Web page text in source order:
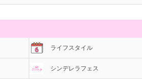
ライフスタイル
シンデレラフェス